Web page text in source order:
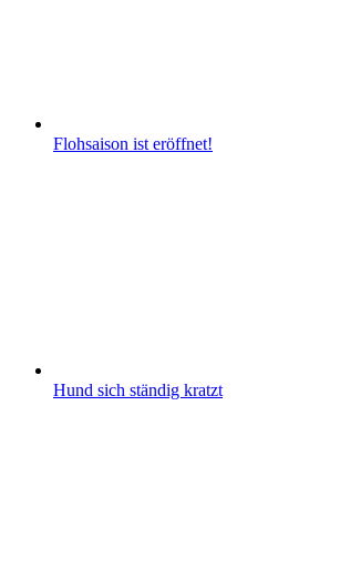
Flohsaison ist eröffnet!
Hund sich ständig kratzt